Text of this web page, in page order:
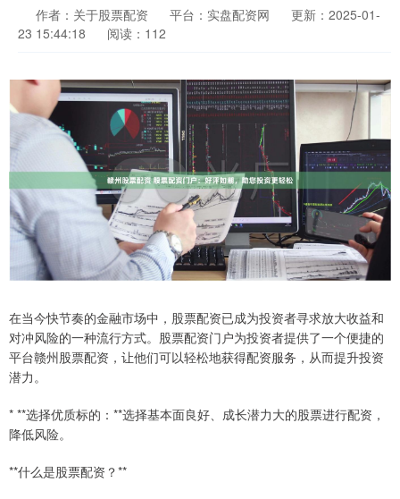
作者：关于股票配资 平台：实盘配资网
更新：2025-01-
23 15:44:18
阅读：112
在当今快节奏的金融市场中，股票配资已成为投资者寻求放大收益和
对冲风险的一种流行方式。股票配资门户为投资者提供了一个便捷的
平台赣州股票配资，让他们可以轻松地获得配资服务，从而提升投资
潜力。
* **选择优质标的：**选择基本面良好、成长潜力大的股票进行配资，
降低风险。
**什么是股票配资？**